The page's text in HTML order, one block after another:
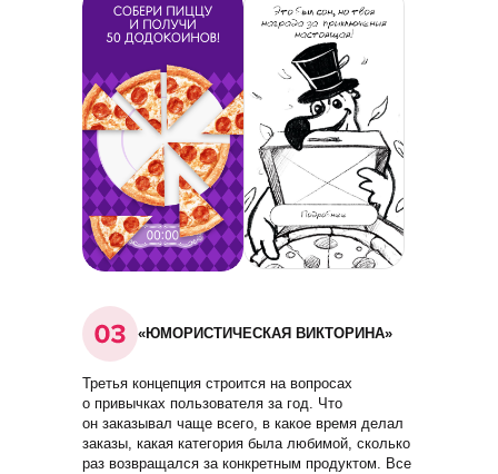
«ЮМОРИСТИЧЕСКАЯ ВИКТОРИНА»
Третья концепция строится на вопросах
о привычках пользователя за год. Что
он заказывал чаще всего, в какое время делал
заказы, какая категория была любимой, сколько
раз возвращался за конкретным продуктом. Все